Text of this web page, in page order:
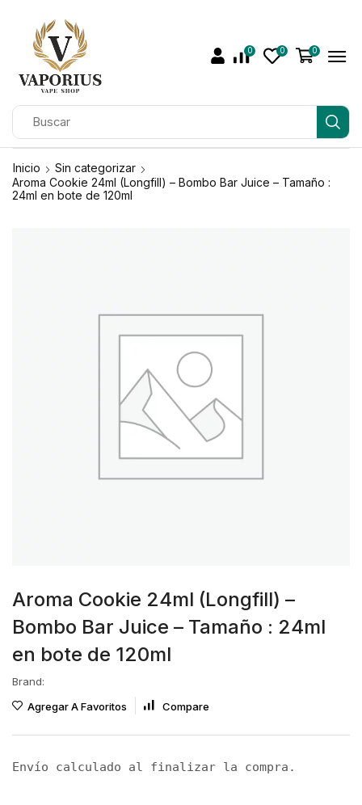
0 0 0
Inicio
Sin categorizar
Aroma Cookie 24ml (Longfill) – Bombo Bar Juice – Tamaño :
24ml en bote de 120ml
Aroma Cookie 24ml (Longfill) –
Bombo Bar Juice – Tamaño : 24ml
en bote de 120ml
Brand:
Agregar A Favoritos
Compare
Envío calculado al finalizar la compra.